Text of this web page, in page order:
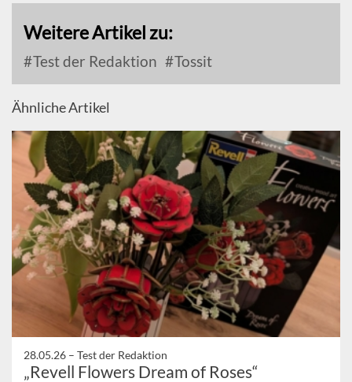
Weitere Artikel zu:
Test der Redaktion Tossit
Ähnliche Artikel
28.05.26 – Test der Redaktion
„Revell Flowers Dream of Roses“